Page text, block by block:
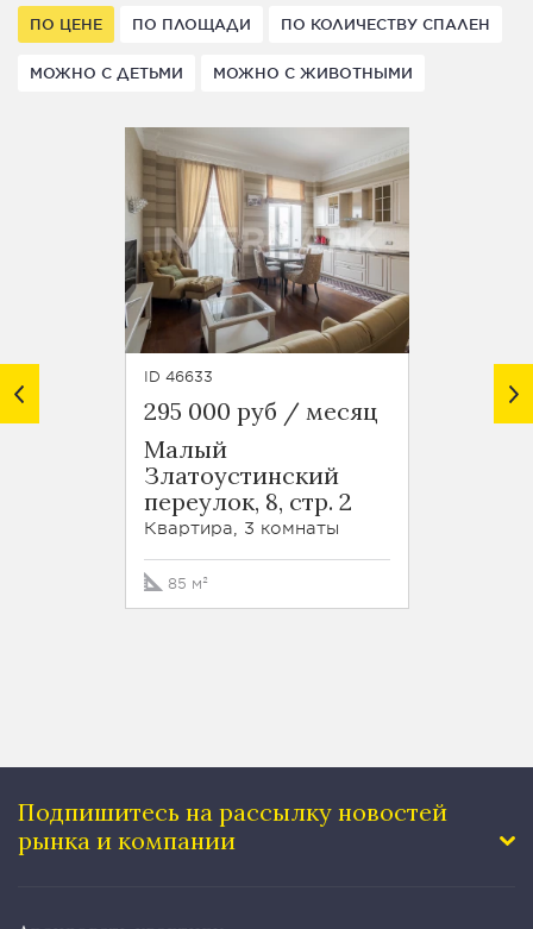
ПО ЦЕНЕ ПО ПЛОЩАДИ ПО КОЛИЧЕСТВУ СПАЛЕН
МОЖНО С ДЕТЬМИ МОЖНО С ЖИВОТНЫМИ
ID 46633
295 000 руб / месяц
Малый
Златоустинский
переулок, 8, стр. 2
Квартира, 3 комнаты
85 м²
220
Подпишитесь на рассылку новостей
рынка и компании